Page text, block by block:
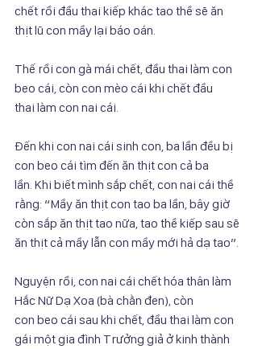
chết rồi đầu thai kiếp khác tao thề sẽ ăn
thịt lũ con mầy lại báo oán.
Thế rồi con gà mái chết, đầu thai làm con
beo cái, còn con mèo cái khi chết đầu
thai làm con nai cái.
Đến khi con nai cái sinh con, ba lần đều bị
con beo cái tìm đến ăn thịt con cả ba
lần. Khi biết mình sắp chết, con nai cái thề
rằng: “Mầy ăn thịt con tao ba lần, bây giờ
còn sắp ăn thịt tao nữa, tao thề kiếp sau sẽ
ăn thịt cả mầy lẫn con mầy mới hả dạ tao”.
Nguyện rồi, con nai cái chết hóa thân làm
Hắc Nữ Dạ Xoa (bà chằn đen), còn
con beo cái sau khi chết, đầu thai làm con
gái một gia đình Trưởng giả ở kinh thành